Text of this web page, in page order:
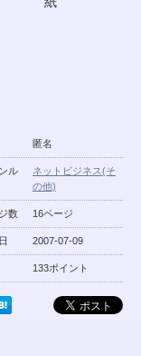
匿名
ル
ネットビジネス(そ
の他)
数 16ページ
2007-07-09
133ポイント